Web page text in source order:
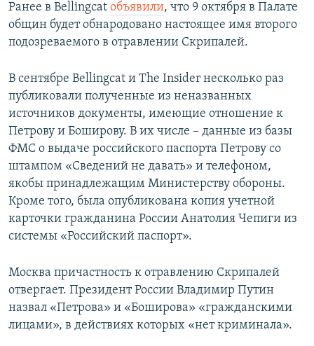
Ранее в Bellingcat объявили, что 9 октября в Палате
общин будет обнародовано настоящее имя второго
подозреваемого в отравлении Скрипалей.
В сентябре Bellingcat и The Insider несколько раз
публиковали полученные из неназванных
источников документы, имеющие отношение к
Петрову и Боширову. В их числе – данные из базы
ФМС о выдаче российского паспорта Петрову со
штампом «Сведений не давать» и телефоном,
якобы принадлежащим Министерству обороны.
Кроме того, была опубликована копия учетной
карточки гражданина России Анатолия Чепиги из
системы «Российский паспорт».
Москва причастность к отравлению Скрипалей
отвергает. Президент России Владимир Путин
назвал «Петрова» и «Боширова» «гражданскими
лицами», в действиях которых «нет криминала».